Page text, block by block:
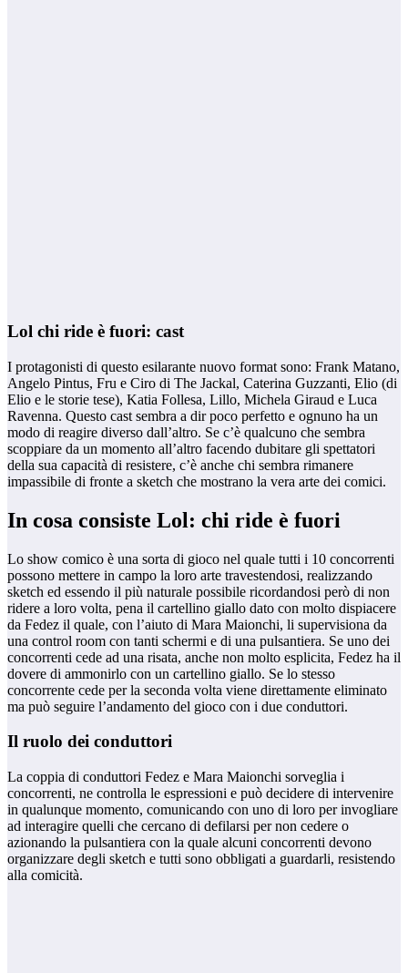
Lol chi ride è fuori: cast
I protagonisti di questo esilarante nuovo format sono: Frank Matano,
Angelo Pintus, Fru e Ciro di The Jackal, Caterina Guzzanti, Elio (di
Elio e le storie tese), Katia Follesa, Lillo, Michela Giraud e Luca
Ravenna. Questo cast sembra a dir poco perfetto e ognuno ha un
modo di reagire diverso dall’altro. Se c’è qualcuno che sembra
scoppiare da un momento all’altro facendo dubitare gli spettatori
della sua capacità di resistere, c’è anche chi sembra rimanere
impassibile di fronte a sketch che mostrano la vera arte dei comici.
In cosa consiste Lol: chi ride è fuori
Lo show comico è una sorta di gioco nel quale tutti i 10 concorrenti
possono mettere in campo la loro arte travestendosi, realizzando
sketch ed essendo il più naturale possibile ricordandosi però di non
ridere a loro volta, pena il cartellino giallo dato con molto dispiacere
da Fedez il quale, con l’aiuto di Mara Maionchi, li supervisiona da
una control room con tanti schermi e di una pulsantiera. Se uno dei
concorrenti cede ad una risata, anche non molto esplicita, Fedez ha il
dovere di ammonirlo con un cartellino giallo. Se lo stesso
concorrente cede per la seconda volta viene direttamente eliminato
ma può seguire l’andamento del gioco con i due conduttori.
Il ruolo dei conduttori
La coppia di conduttori Fedez e Mara Maionchi sorveglia i
concorrenti, ne controlla le espressioni e può decidere di intervenire
in qualunque momento, comunicando con uno di loro per invogliare
ad interagire quelli che cercano di defilarsi per non cedere o
azionando la pulsantiera con la quale alcuni concorrenti devono
organizzare degli sketch e tutti sono obbligati a guardarli, resistendo
alla comicità.